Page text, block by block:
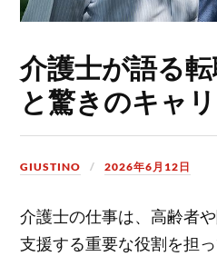
介護士が語る
と驚きのキャ
GIUSTINO 2026年6月12日
介護士の仕事は、高齢者
支援する重要な役割を担っ